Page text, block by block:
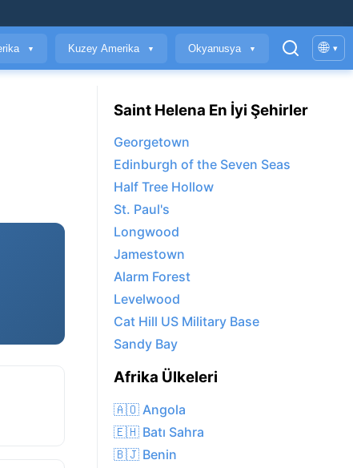
▼ Kuzey Amerika ▼ Okyanusya ▼ 🌐 ▾
Saint Helena En İyi Şehirler
Georgetown
Edinburgh of the Seven Seas
Half Tree Hollow
St. Paul's
Longwood
Jamestown
Alarm Forest
Levelwood
Cat Hill US Military Base
Sandy Bay
Afrika Ülkeleri
🇦🇴 Angola
🇪🇭 Batı Sahra
🇧🇯 Benin